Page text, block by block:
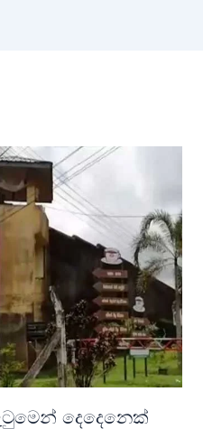
දෙදෙනෙක්